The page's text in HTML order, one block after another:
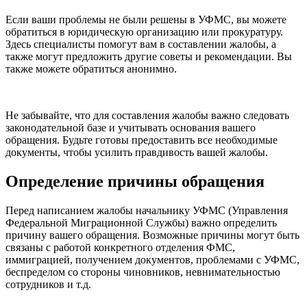
Если ваши проблемы не были решены в УФМС, вы можете
обратиться в юридическую организацию или прокуратуру.
Здесь специалисты помогут вам в составлении жалобы, а
также могут предложить другие советы и рекомендации. Вы
также можете обратиться анонимно.
Не забывайте, что для составления жалобы важно следовать
законодательной базе и учитывать основания вашего
обращения. Будьте готовы предоставить все необходимые
документы, чтобы усилить правдивость вашей жалобы.
Определение причины обращения
Перед написанием жалобы начальнику УФМС (Управления
Федеральной Миграционной Службы) важно определить
причину вашего обращения. Возможные причины могут быть
связаны с работой конкретного отделения ФМС,
иммиграцией, получением документов, проблемами с УФМС,
беспределом со стороны чиновников, невнимательностью
сотрудников и т.д.